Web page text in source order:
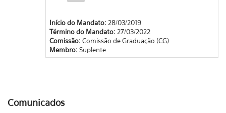
Início do Mandato: 28/03/2019
Término do Mandato: 27/03/2022
Comissão: Comissão de Graduação (CG)
Membro: Suplente
Comunicados